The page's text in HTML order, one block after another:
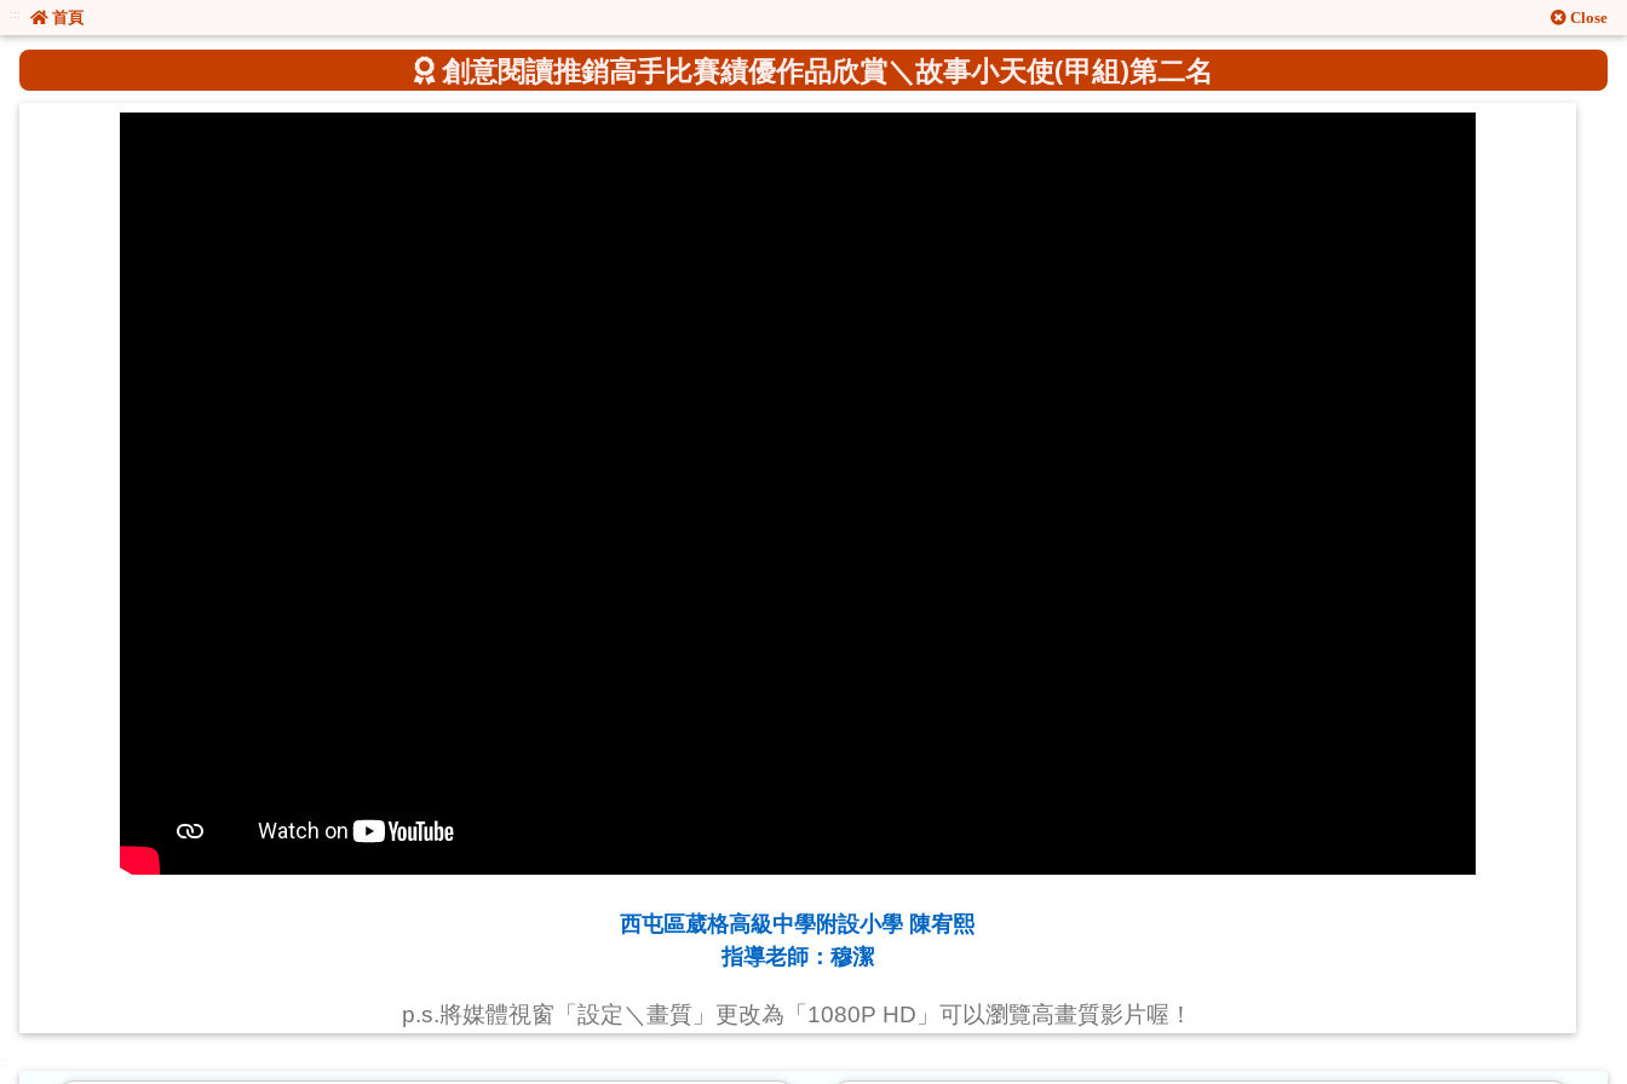
::: 首頁 Close
創意閱讀推銷高手比賽績優作品欣賞＼故事小天使(甲組)第二名
西屯區葳格高級中學附設小學 陳宥熙
指導老師：穆潔
p.s.將媒體視窗「設定＼畫質」更改為「1080P HD」可以瀏覽高畫質影片喔！